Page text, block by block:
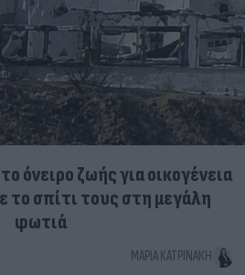
όνειρο ζωής για οικογένεια
το σπίτι τους στη μεγάλη
φωτιά
ΜΑΡΊΑ ΚΑΤΡΙΝΆΚΗ